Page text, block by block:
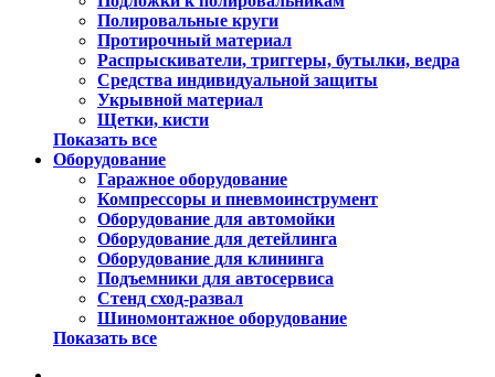
Полировальные круги
Протирочный материал
Распрыскиватели, триггеры, бутылки, ведра
Средства индивидуальной защиты
Укрывной материал
Щетки, кисти
Показать все
Оборудование
Гаражное оборудование
Компрессоры и пневмоинструмент
Оборудование для автомойки
Оборудование для детейлинга
Оборудование для клининга
Подъемники для автосервиса
Стенд сход-развал
Шиномонтажное оборудование
Показать все